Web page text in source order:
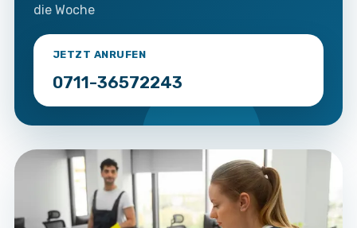
die Woche
JETZT ANRUFEN
0711-36572243